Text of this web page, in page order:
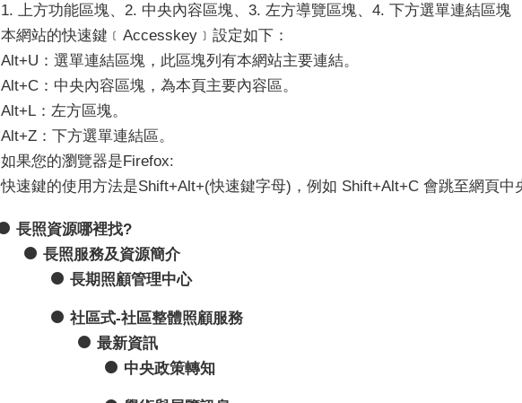
1. 上方功能區塊、2. 中央內容區塊、3. 左方導覽區塊、4. 下方選單連結區塊
本網站的快速鍵﹝Accesskey﹞設定如下：
Alt+U：選單連結區塊，此區塊列有本網站主要連結。
Alt+C：中央內容區塊，為本頁主要內容區。
Alt+L：左方區塊。
Alt+Z：下方選單連結區。
如果您的瀏覽器是Firefox:
快速鍵的使用方法是Shift+Alt+(快速鍵字母)，例如 Shift+Alt+C 會跳至網頁中
長照資源哪裡找?
長照服務及資源簡介
長期照顧管理中心
社區式-社區整體照顧服務
最新資訊
中央政策轉知